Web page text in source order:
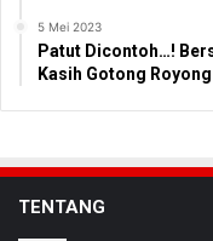
5 Mei 2023
Patut Dicontoh…!
Kasih Gotong
TENTANG